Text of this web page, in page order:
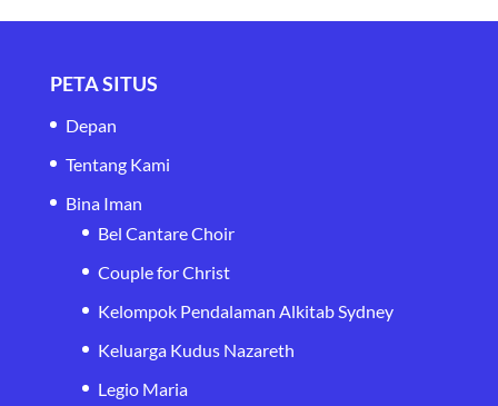
PETA SITUS
Depan
Tentang Kami
Bina Iman
Bel Cantare Choir
Couple for Christ
Kelompok Pendalaman Alkitab Sydney
Keluarga Kudus Nazareth
Legio Maria